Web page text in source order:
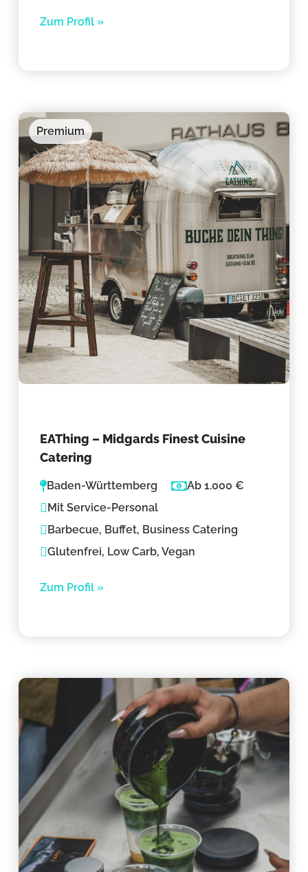
Zum Profil »
Premium
EAThing – Midgards Finest Cuisine
Catering
Baden-Württemberg
Ab 1.000 €
Mit Service-Personal
Barbecue, Buffet, Business Catering
Glutenfrei, Low Carb, Vegan
Zum Profil »